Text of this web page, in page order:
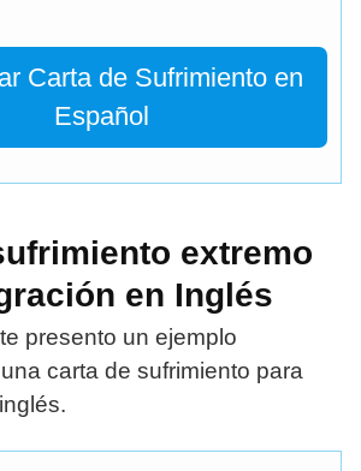
Carta de Sufrimiento en
Español
extremo
en Inglés
presento un ejemplo
carta de sufrimiento para